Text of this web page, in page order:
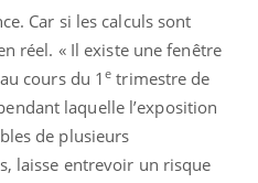
Car si les calculs sont
réel. « Il existe une fenêtre
cours du 1e trimestre de
laquelle l’exposition
de plusieurs
laisse entrevoir un risque